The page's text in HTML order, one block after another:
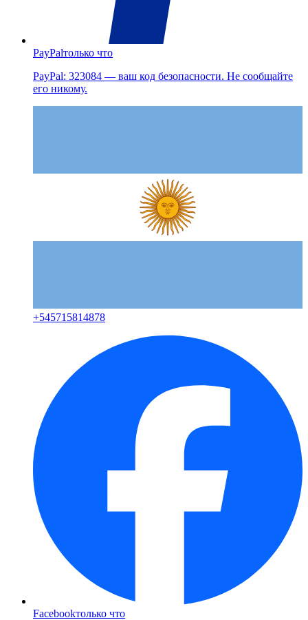
PayPalтолько что
PayPal: 323084 — ваш код безопасности. Не сообщайте
его никому.
+545715814878
Facebookтолько что